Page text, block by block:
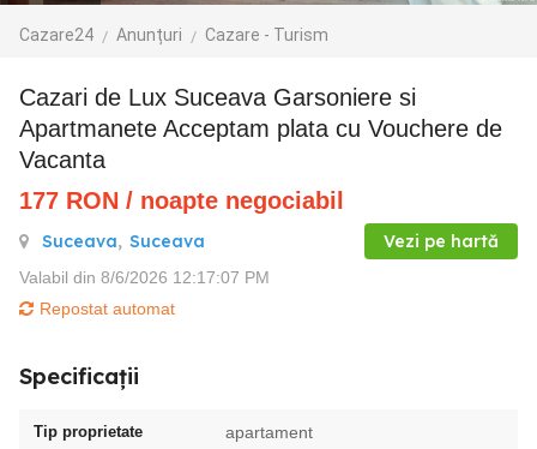
Cazare24 Anunțuri Cazare - Turism
Cazari de Lux Suceava Garsoniere si
Apartmanete Acceptam plata cu Vouchere de
Vacanta
177 RON / noapte negociabil
Suceava, Suceava Vezi pe hartă
Valabil din 8/6/2026 12:17:07 PM
Repostat automat
Specificații
Tip proprietate apartament